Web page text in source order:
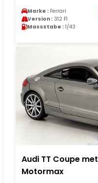
Marke : Ferrari
Version : 312 F1
Massstabe : 1/43
Audi TT Coupe
Motormax